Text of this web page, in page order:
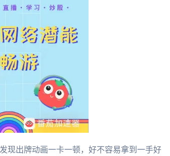
现出牌动画一卡一顿，好不容易拿到一手好